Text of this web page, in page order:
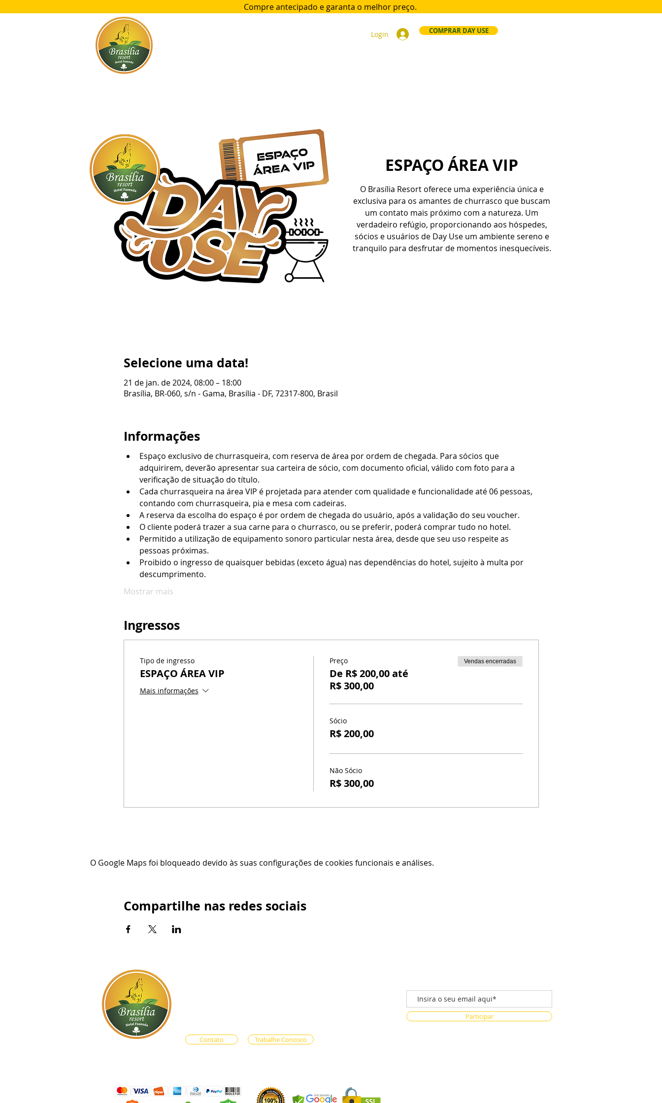
Compre antecipado e garanta o melhor preço.
Login COMPRAR DAY USE
ESPAÇO ÁREA VIP
O Brasília Resort oferece uma experiência única e
exclusiva para os amantes de churrasco que buscam
um contato mais próximo com a natureza. Um
verdadeiro refúgio, proporcionando aos hóspedes,
sócios e usuários de Day Use um ambiente sereno e
tranquilo para desfrutar de momentos inesquecíveis.
Selecione uma data!
21 de jan. de 2024, 08:00 – 18:00
Brasília, BR-060, s/n - Gama, Brasília - DF, 72317-800, Brasil
Informações
Espaço exclusivo de churrasqueira, com reserva de área por ordem de chegada. Para sócios que
adquirirem, deverão apresentar sua carteira de sócio, com documento oficial, válido com foto para a
verificação de situação do título.
Cada churrasqueira na área VIP é projetada para atender com qualidade e funcionalidade até 06 pessoas,
contando com churrasqueira, pia e mesa com cadeiras.
A reserva da escolha do espaço é por ordem de chegada do usuário, após a validação do seu voucher.
O cliente poderá trazer a sua carne para o churrasco, ou se preferir, poderá comprar tudo no hotel.
Permitido a utilização de equipamento sonoro particular nesta área, desde que seu uso respeite as
pessoas próximas.
Proibido o ingresso de quaisquer bebidas (exceto água) nas dependências do hotel, sujeito à multa por
descumprimento.
Mostrar mais
Ingressos
Tipo de ingresso
ESPAÇO ÁREA VIP
Mais informações
Preço
De R$ 200,00 até
R$ 300,00
Vendas encerradas
Sócio
R$ 200,00
Não Sócio
R$ 300,00
O Google Maps foi bloqueado devido às suas configurações de cookies funcionais e análises.
Compartilhe nas redes sociais
Participar
Contato Trabalhe Conosco